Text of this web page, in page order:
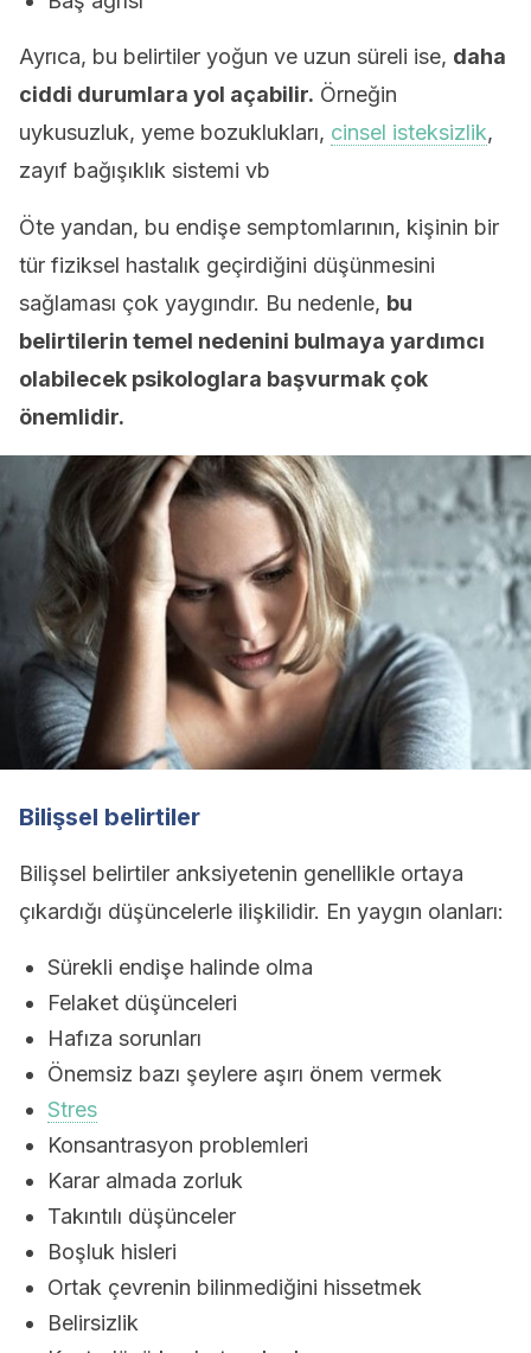
Ayrıca, bu belirtiler yoğun ve uzun süreli ise, daha
ciddi durumlara yol açabilir. Örneğin
uykusuzluk, yeme bozuklukları, cinsel isteksizlik,
zayıf bağışıklık sistemi vb
Öte yandan, bu endişe semptomlarının, kişinin bir
tür fiziksel hastalık geçirdiğini düşünmesini
sağlaması çok yaygındır. Bu nedenle, bu
belirtilerin temel nedenini bulmaya yardımcı
olabilecek psikologlara başvurmak çok
önemlidir.
Bilişsel belirtiler
Bilişsel belirtiler anksiyetenin genellikle ortaya
çıkardığı düşüncelerle ilişkilidir. En yaygın olanları:
Sürekli endişe halinde olma
Felaket düşünceleri
Hafıza sorunları
Önemsiz bazı şeylere aşırı önem vermek
Stres
Konsantrasyon problemleri
Karar almada zorluk
Takıntılı düşünceler
Boşluk hisleri
Ortak çevrenin bilinmediğini hissetmek
Belirsizlik